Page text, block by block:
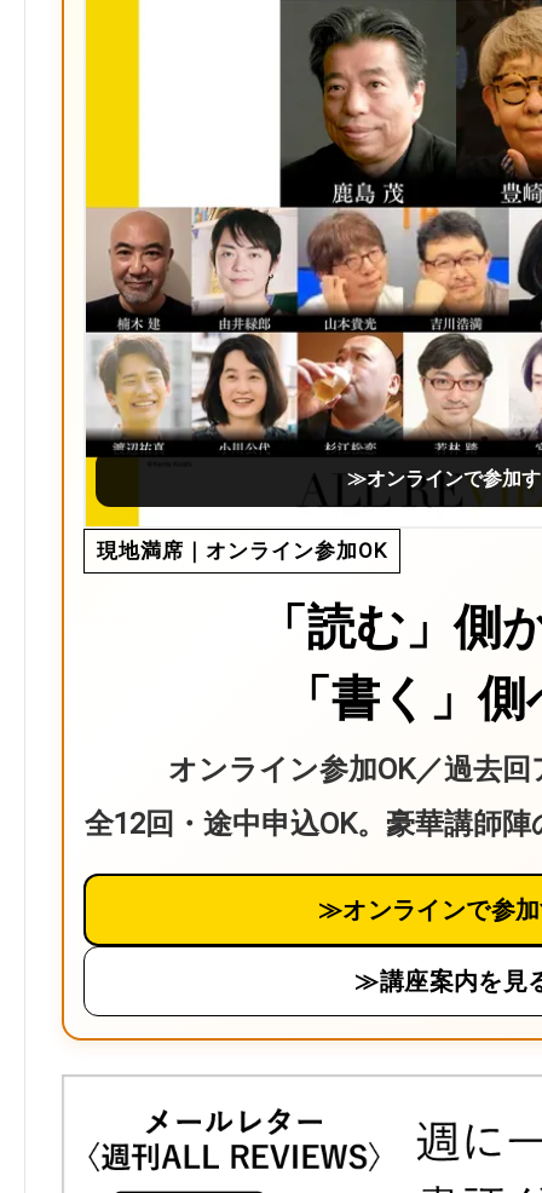
≫オンラインで参加
現地満席｜オンライン参加OK
「読む」側
「書く」
オンライン参加OK／過去
全12回・途中申込OK。豪華講師
≫オンラインで参
≫講座案内を見